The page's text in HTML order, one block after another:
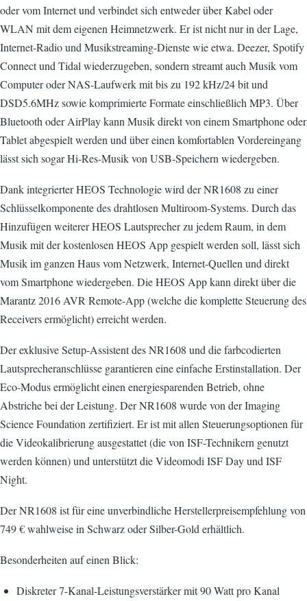
oder vom Internet und verbindet sich entweder über Kabel oder
WLAN mit dem eigenen Heimnetzwerk. Er ist nicht nur in der Lage,
Internet-Radio und Musikstreaming-Dienste wie etwa. Deezer, Spotify
Connect und Tidal wiederzugeben, sondern streamt auch Musik vom
Computer oder NAS-Laufwerk mit bis zu 192 kHz/24 bit und
DSD5.6MHz sowie komprimierte Formate einschließlich MP3. Über
Bluetooth oder AirPlay kann Musik direkt von einem Smartphone oder
Tablet abgespielt werden und über einen komfortablen Vordereingang
lässt sich sogar Hi-Res-Musik von USB-Speichern wiedergeben.
Dank integrierter HEOS Technologie wird der NR1608 zu einer
Schlüsselkomponente des drahtlosen Multiroom-Systems. Durch das
Hinzufügen weiterer HEOS Lautsprecher zu jedem Raum, in dem
Musik mit der kostenlosen HEOS App gespielt werden soll, lässt sich
Musik im ganzen Haus vom Netzwerk, Internet-Quellen und direkt
vom Smartphone wiedergeben. Die HEOS App kann direkt über die
Marantz 2016 AVR Remote-App (welche die komplette Steuerung des
Receivers ermöglicht) erreicht werden.
Der exklusive Setup-Assistent des NR1608 und die farbcodierten
Lautsprecheranschlüsse garantieren eine einfache Erstinstallation. Der
Eco-Modus ermöglicht einen energiesparenden Betrieb, ohne
Abstriche bei der Leistung. Der NR1608 wurde von der Imaging
Science Foundation zertifiziert. Er ist mit allen Steuerungsoptionen für
die Videokalibrierung ausgestattet (die von ISF-Technikern genutzt
werden können) und unterstützt die Videomodi ISF Day und ISF
Night.
Der NR1608 ist für eine unverbindliche Herstellerpreisempfehlung von
749 € wahlweise in Schwarz oder Silber-Gold erhältlich.
Besonderheiten auf einen Blick:
Diskreter 7-Kanal-Leistungsverstärker mit 90 Watt pro Kanal